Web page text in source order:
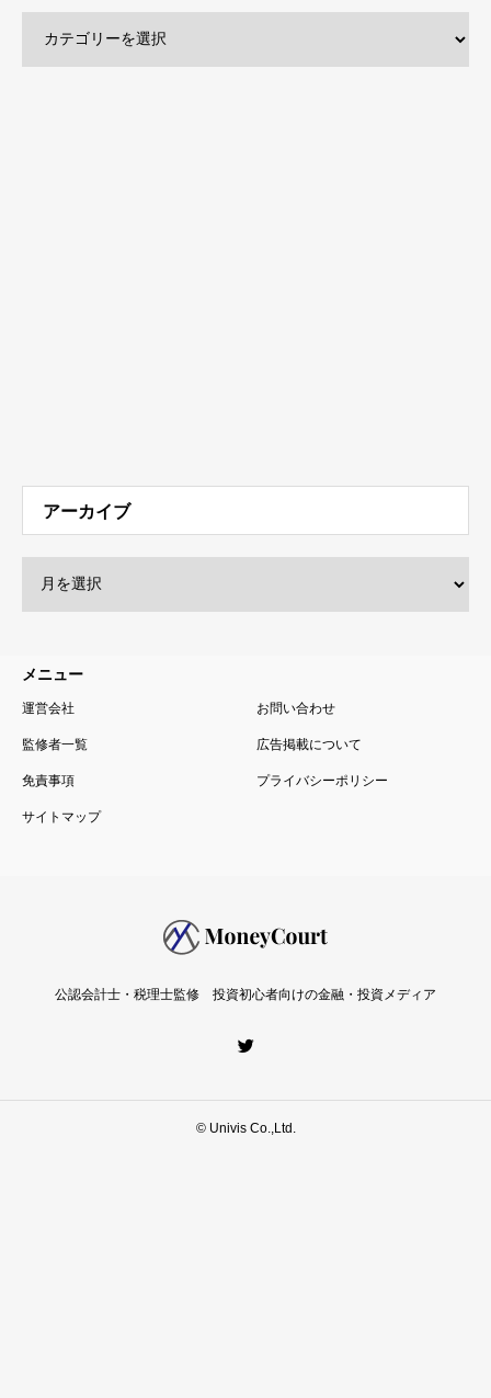
アーカイブ
プライバシーポリシー